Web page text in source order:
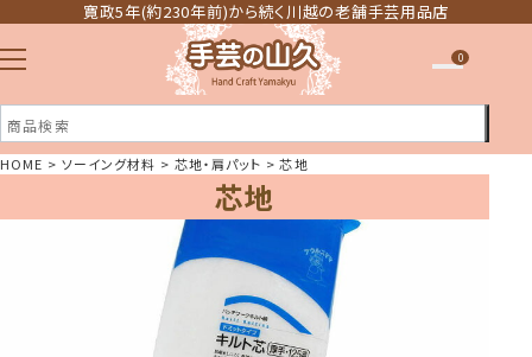
寛政5年(約230年前)から続く川越の老舗手芸用品店
注文履歴
0
HOME ソーイング材料 芯地・肩パット 芯地
芯地